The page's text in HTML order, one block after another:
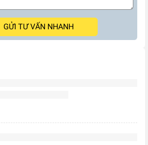
GỬI TƯ VẤN NHANH